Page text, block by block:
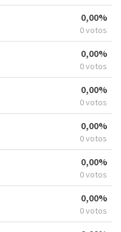
0,00%
0 votos
0,00%
0 votos
0,00%
0 votos
0,00%
0 votos
0,00%
0 votos
0,00%
0 votos